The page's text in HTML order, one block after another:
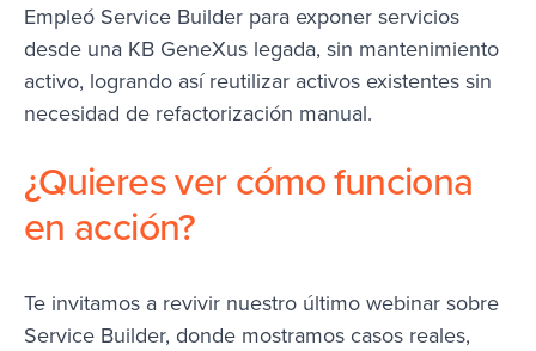
Empleó Service Builder para exponer servicios
desde una KB GeneXus legada, sin mantenimiento
activo, logrando así reutilizar activos existentes sin
necesidad de refactorización manual.
¿Quieres ver cómo funciona
en acción?
Te invitamos a revivir nuestro último webinar sobre
Service Builder, donde mostramos casos reales,